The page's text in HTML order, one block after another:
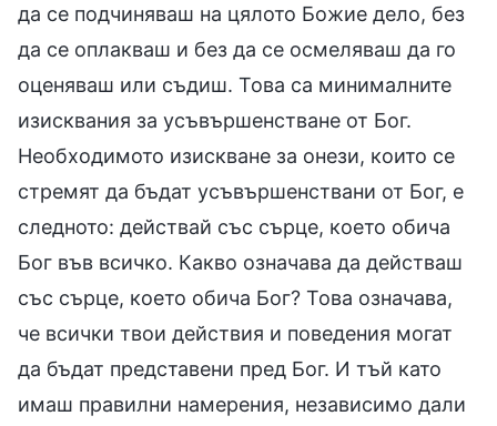
да се подчиняваш на цялото Божие дело, без
да се оплакваш и без да се осмеляваш да го
оценяваш или съдиш. Това са минималните
изисквания за усъвършенстване от Бог.
Необходимото изискване за онези, които се
стремят да бъдат усъвършенствани от Бог, е
следното: действай със сърце, което обича
Бог във всичко. Какво означава да действаш
със сърце, което обича Бог? Това означава,
че всички твои действия и поведения могат
да бъдат представени пред Бог. И тъй като
имаш правилни намерения, независимо дали